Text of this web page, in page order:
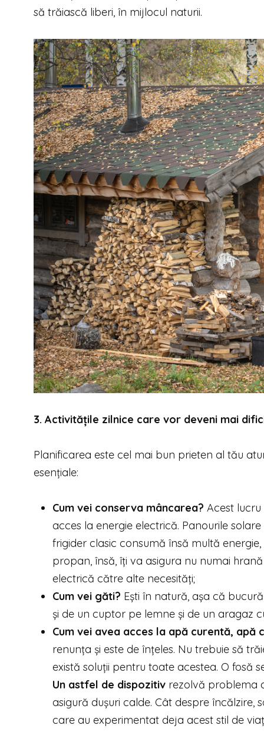
să trăiască liberi, în mijlocul naturii.
3. Activitățile zilnice care vor deveni mai
Planificarea este cel mai bun prieten al tău
esențiale:
Cum vei conserva mâncarea? Acest
acces la energie electrică. Panourile
frigider clasic consumă însă multă
propan, însă, îți va asigura nu numai
electrică către alte necesități;
Cum vei găti? Ești în natură, așa că
și de un cuptor pe lemne și de un aragaz
Cum vei avea acces la apă curentă, apă
renunța și este de înțeles. Nu trebuie să
există soluții pentru toate acestea. O fosă
Un astfel de dispozitiv rezolvă problema
asigură dușuri calde. Cât despre
care au experimentat deja acest stil de